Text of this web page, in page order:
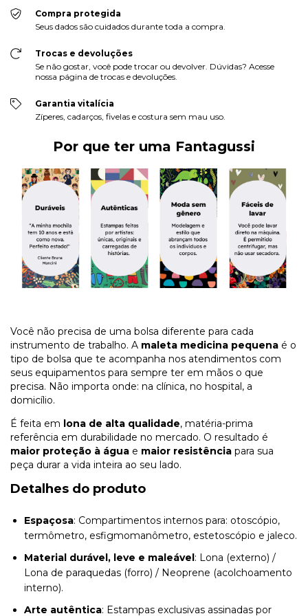
Compra protegida
Seus dados são cuidados durante toda a compra.
Trocas e devoluções
Se não gostar, você pode trocar ou devolver. Dúvidas? Acesse
nossa página de trocas e devoluções.
Garantia vitalícia
Zíperes, cadarços, fivelas e costura sem mau uso.
Por que ter uma Fantagussi
Você não precisa de uma bolsa diferente para cada
instrumento de trabalho. A maleta medicina pequena é o
tipo de bolsa que te acompanha nos atendimentos com
seus equipamentos para sempre ter em mãos o que
precisa. Não importa onde: na clínica, no hospital, a
domicílio.
É feita em lona de alta qualidade, matéria-prima
referência em durabilidade no mercado. O resultado é
maior proteção à água e maior resistência para sua
peça durar a vida inteira ao seu lado.
Detalhes do produto
Espaçosa: Compartimentos internos para: otoscópio,
termômetro, esfigmomanômetro, estetoscópio e jaleco.
Material durável, leve e maleável : Lona (externo) /
Lona de paraquedas (forro) / Neoprene (acolchoamento
interno).
Arte autêntica: Estampas exclusivas assinadas por